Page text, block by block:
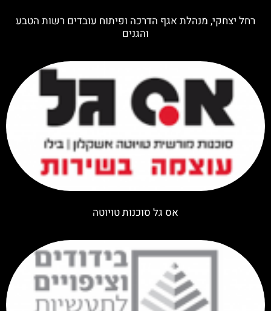
רחל יצחקי, מנהלת אגף הדרכה ופיתוח עובדים רשות הטבע
והגנים
אס גל סוכנות טויוטה